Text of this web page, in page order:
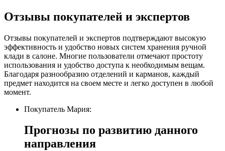
Отзывы покупателей и экспертов
Отзывы покупателей и экспертов подтверждают высокую
эффективность и удобство новых систем хранения ручной
клади в салоне. Многие пользователи отмечают простоту
использования и удобство доступа к необходимым вещам.
Благодаря разнообразию отделений и карманов, каждый
предмет находится на своем месте и легко доступен в любой
момент.
Покупатель Мария:
Прогнозы по развитию данного
направления